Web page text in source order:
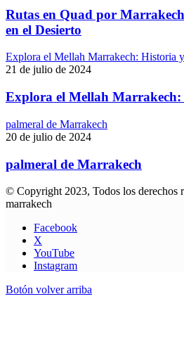
Rutas en Quad por
en el Desierto
Explora el Mellah Marrakech: Historia
21 de julio de 2024
Explora el Mellah
palmeral de Marrakech
20 de julio de 2024
palmeral de Marrakech
© Copyright 2023, Todos los derechos
marrakech
Facebook
X
YouTube
Instagram
Botón volver arriba